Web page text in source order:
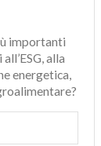
importanti
alla
energetica,